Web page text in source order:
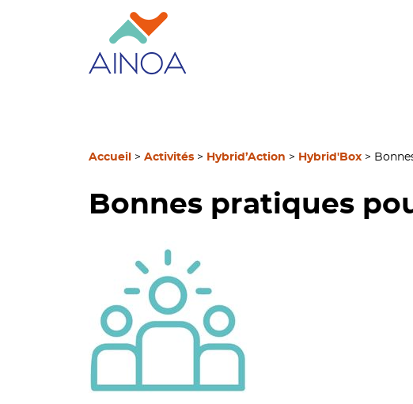
Accueil > Activités > Hybrid’Action > Hybrid'Box >
Bonnes pratiques